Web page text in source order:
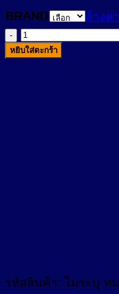
BRAND
ล้างค่า
จำนวน
ส
หยิบใส่ตะกร้า
รหัสสินค้า:ไม่ระบุ ห